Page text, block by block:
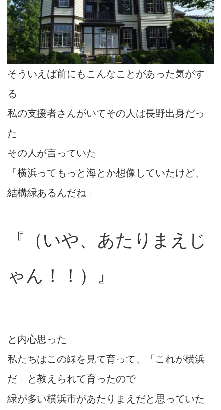
そういえば前にもこんなことがあった気がす
る
私の支援者さんがいてその人は長野出身だっ
た
その人が言っていた
「横浜ってもっと海とか想像していたけど、
結構緑あるんだね」
『（いや、あたりまえじ
ゃん！！）』
と内心思った
私たちはこの緑を見て育って、「これが横浜
だ」と教えられて育ったので
緑が多い横浜市があたりまえだと思っていた